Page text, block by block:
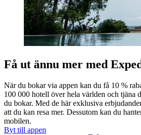
Få ut ännu mer med
När du bokar via appen kan du få 10 %
100 000 hotell över hela världen och tjäna
du bokar. Med de här exklusiva
att du kan resa mer. Dessutom kan du
mobilen.
Byt till appen